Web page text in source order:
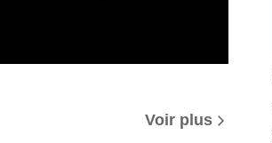
Voir plus